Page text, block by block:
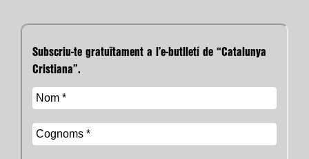
Subscriu-te gratuïtament a l’e-butlletí de “Catalunya
Cristiana”.